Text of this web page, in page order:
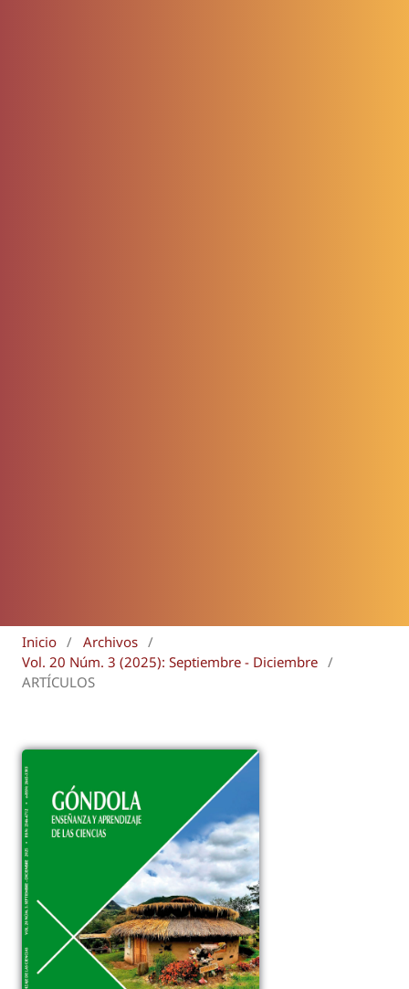
Inicio / Archivos /
Vol. 20 Núm. 3 (2025): Septiembre - Diciembre /
ARTÍCULOS